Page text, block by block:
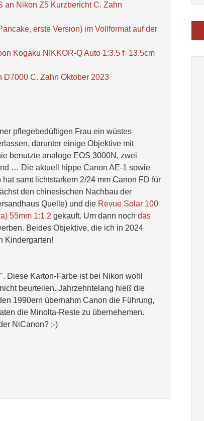
an Nikon Z5 Kurzbericht C. Zahn
erste Version) im Vollformat auf der
Kogaku NIKKOR-Q Auto 1:3.5 f=13.5cm
D7000 C. Zahn Oktober 2023
pflegebedüftigen Frau ein wüstes
darunter einige Objektive mit
benutzte analoge EOS 3000N, zwei
… Die aktuell hippe Canon AE-1 sowie
samt lichtstarkem 2/24 mm Canon FD für
den chinesischen Nachbau der
Quelle) und die Revue Solar 100
55mm 1:1.2 gekauft. Um dann noch das
Beides Objektive, die ich in 2024
Kindergarten!
Diese Karton-Farbe ist bei Nikon wohl
beurteilen. Jahrzehntelang hieß die
1990ern übernahm Canon die Führung,
die Minolta-Reste zu übernehemen.
NiCanon? ;-)